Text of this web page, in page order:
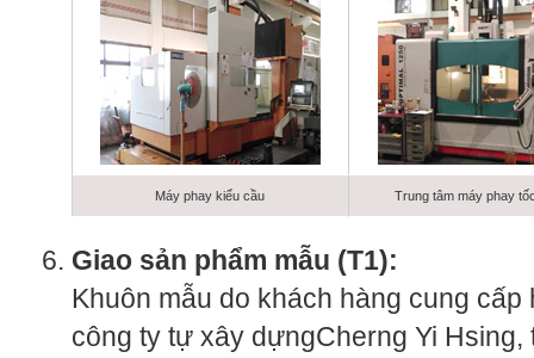
Máy phay kiểu cầu Trung tâm máy phay
Giao sản phẩm mẫu (T1):
Khuôn mẫu do khách hàng cung cấp
công ty tự xây dựngCherng Yi Hsing,